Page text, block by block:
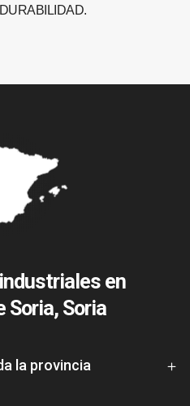
en
Soria, Soria
la provincia